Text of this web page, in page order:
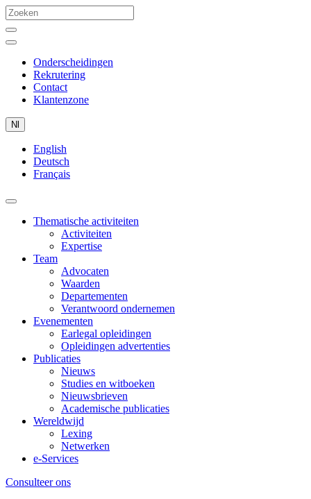
Onderscheidingen
Rekrutering
Contact
Klantenzone
Nl
English
Deutsch
Français
Thematische activiteiten
Activiteiten
Expertise
Team
Advocaten
Waarden
Departementen
Verantwoord ondernemen
Evenementen
Earlegal opleidingen
Opleidingen advertenties
Publicaties
Nieuws
Studies en witboeken
Nieuwsbrieven
Academische publicaties
Wereldwijd
Lexing
Netwerken
e-Services
Consulteer ons